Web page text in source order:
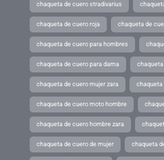
chaqueta de cuero stradivarius
chaqueta de cuero roja chaqueta de
chaqueta de cuero para hombres
chaqueta de cuero para dama chaqueta
chaqueta de cuero mujer zara chaqueta
chaqueta de cuero moto hombre
chaqueta de cuero hombre zara
chaqueta de cuero de mujer chaqueta